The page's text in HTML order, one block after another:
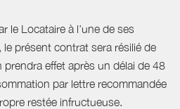
le Locataire à l’une de ses
présent contrat sera résilié de
effet après un délai de 48
par lettre recommandée
restée infructueuse.